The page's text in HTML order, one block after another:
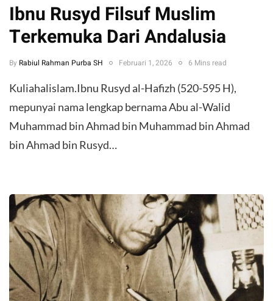
Ibnu Rusyd Filsuf Muslim
Terkemuka Dari Andalusia
By Rabiul Rahman Purba SH Februari 1, 2026 6 Mins read
Kuliahalislam.Ibnu Rusyd al-Hafizh (520-595 H),
mepunyai nama lengkap bernama Abu al-Walid
Muhammad bin Ahmad bin Muhammad bin Ahmad
bin Ahmad bin Rusyd…